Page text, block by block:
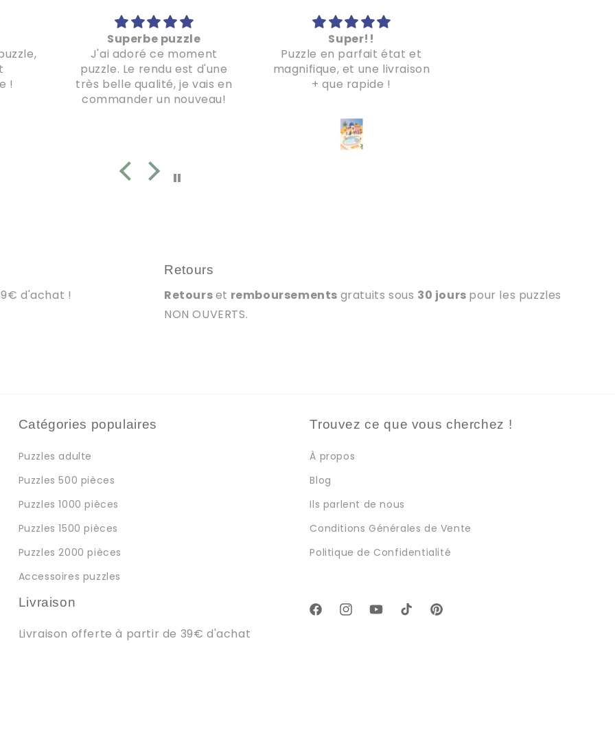
!
Superbe puzzle
J'ai adoré ce moment
puzzle. Le rendu est d'une
très belle qualité, je vais en
commander un nouveau!
Super!!
Puzzle en parfait état et
magnifique, et une livraison
+ que rapide !
d'achat !
Retours
Retourset remboursements gratuits sous 30 jours pour les puzzles
NON OUVERTS.
Catégories populaires
Puzzles adulte
Puzzles 500 pièces
Puzzles 1000 pièces
Puzzles 1500 pièces
Puzzles 2000 pièces
Accessoires puzzles
Trouvez ce que vous cherchez !
À propos
Blog
Ils parlent de nous
Conditions Générales de Vente
Politique de Confidentialité
Livraison
Livraison offerte à partir de 39€ d'achat
FacebookInstagramYouTubeTikTok Pinterest